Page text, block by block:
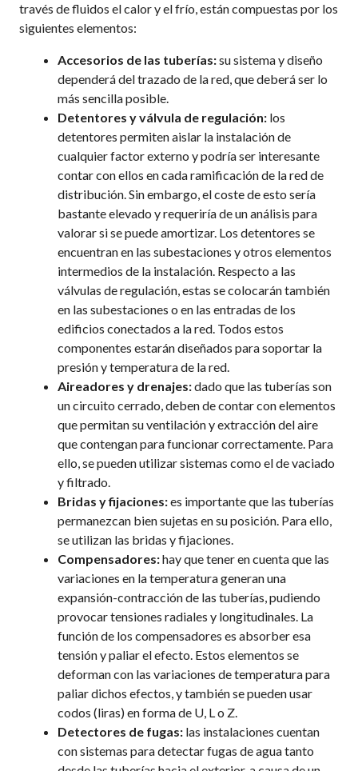
través de fluidos el calor y el frío, están compuestas por los
siguientes elementos:
Accesorios de las tuberías:su sistema y diseño
dependerá del trazado de la red, que deberá ser lo
más sencilla posible.
Detentores y válvula de regulación: los
detentores permiten aislar la instalación de
cualquier factor externo y podría ser interesante
contar con ellos en cada ramificación de la red de
distribución. Sin embargo, el coste de esto sería
bastante elevado y requeriría de un análisis para
valorar si se puede amortizar. Los detentores se
encuentran en las subestaciones y otros elementos
intermedios de la instalación. Respecto a las
válvulas de regulación, estas se colocarán también
en las subestaciones o en las entradas de los
edificios conectados a la red. Todos estos
componentes estarán diseñados para soportar la
presión y temperatura de la red.
Aireadores y drenajes:dado que las tuberías son
un circuito cerrado, deben de contar con elementos
que permitan su ventilación y extracción del aire
que contengan para funcionar correctamente. Para
ello, se pueden utilizar sistemas como el de vaciado
y filtrado.
Bridas y fijaciones:es importante que las tuberías
permanezcan bien sujetas en su posición. Para ello,
se utilizan las bridas y fijaciones.
Compensadores:hay que tener en cuenta que las
variaciones en la temperatura generan una
expansión-contracción de las tuberías, pudiendo
provocar tensiones radiales y longitudinales. La
función de los compensadores es absorber esa
tensión y paliar el efecto. Estos elementos se
deforman con las variaciones de temperatura para
paliar dichos efectos, y también se pueden usar
codos (liras) en forma de U, L o Z.
Detectores de fugas: las instalaciones cuentan
con sistemas para detectar fugas de agua tanto